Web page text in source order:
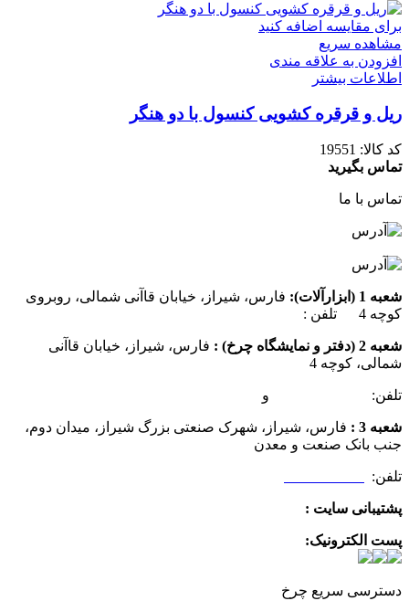
برای مقایسه اضافه کنید
مشاهده سریع
افزودن به علاقه مندی
اطلاعات بیشتر
ریل و قرقره کشویی کنسول با دو هنگر
کد کالا: 19551
تماس بگیرید
تماس با ما
شعبه 1 (ابزارآلات):
فارس، شیراز، خیابان قاآنی شمالی، روبروی
کوچه 4 تلفن :
شعبه 2 (دفتر و نمایشگاه چرخ) :
فارس، شیراز، خیابان قاآنی
شمالی، کوچه 4
تلفن: و
شعبه 3 :
فارس، شیراز، شهرک صنعتی بزرگ شیراز، میدان دوم،
جنب بانک صنعت و معدن
تلفن:
پشتیبانی سایت :
پست الکترونیک:
دسترسی سریع چرخ